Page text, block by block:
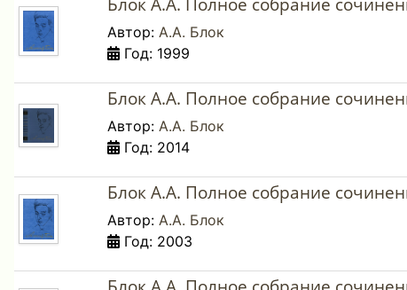
Автор: А.А. Блок
Год: 1999
Блок А.А. Полное собрание
Автор: А.А. Блок
Год: 2014
Блок А.А. Полное собрание
Автор: А.А. Блок
Год: 2003